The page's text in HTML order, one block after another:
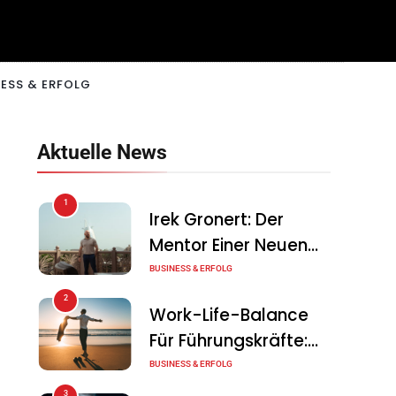
& ERFOLG
Aktuelle News
1
Irek Gronert: Der
Mentor Einer Neuen
Generation Von
BUSINESS & ERFOLG
2
Work-Life-Balance
Für Führungskräfte:
Illusion Oder Echte
BUSINESS & ERFOLG
3